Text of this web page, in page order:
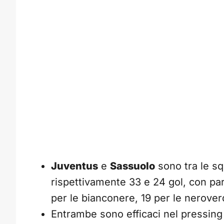
Juventus e Sassuolo sono tra le
rispettivamente 33 e 24 gol, con
per le bianconere, 19 per le
Entrambe sono efficaci nel